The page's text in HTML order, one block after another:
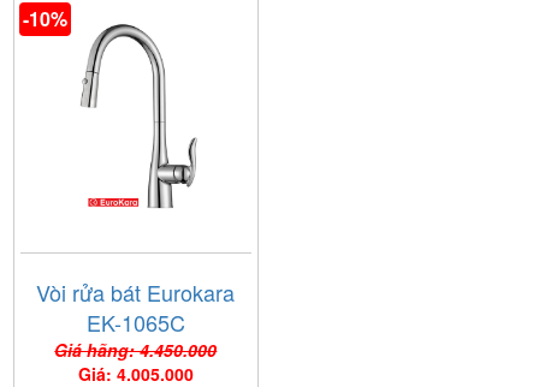
-10%
Vòi rửa bát Eurokara
EK-1065C
Giá hãng: 4.450.000
Giá: 4.005.000